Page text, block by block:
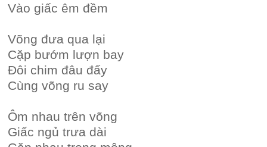
Vào giấc êm đềm
Võng đưa qua lại
Cặp bướm lượn bay
Đôi chim đâu đấy
Cùng võng ru say
Ôm nhau trên võng
Giấc ngủ trưa dài